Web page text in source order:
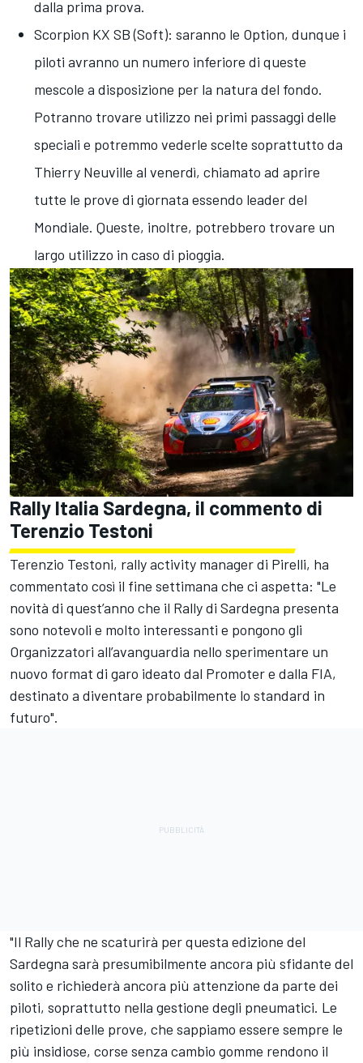
dalla prima prova.
Scorpion KX SB (Soft): saranno le Option, dunque i
piloti avranno un numero inferiore di queste
mescole a disposizione per la natura del fondo.
Potranno trovare utilizzo nei primi passaggi delle
speciali e potremmo vederle scelte soprattutto da
Thierry Neuville al venerdì, chiamato ad aprire
tutte le prove di giornata essendo leader del
Mondiale. Queste, inoltre, potrebbero trovare un
largo utilizzo in caso di pioggia.
Rally Italia Sardegna, il commento di
Terenzio Testoni
Terenzio Testoni, rally activity manager di Pirelli, ha
commentato così il fine settimana che ci aspetta: "Le
novità di quest’anno che il Rally di Sardegna presenta
sono notevoli e molto interessanti e pongono gli
Organizzatori all’avanguardia nello sperimentare un
nuovo format di garo ideato dal Promoter e dalla FIA,
destinato a diventare probabilmente lo standard in
futuro".
"Il Rally che ne scaturirà per questa edizione del
Sardegna sarà presumibilmente ancora più sfidante del
solito e richiederà ancora più attenzione da parte dei
piloti, soprattutto nella gestione degli pneumatici. Le
ripetizioni delle prove, che sappiamo essere sempre le
più insidiose, corse senza cambio gomme rendono il